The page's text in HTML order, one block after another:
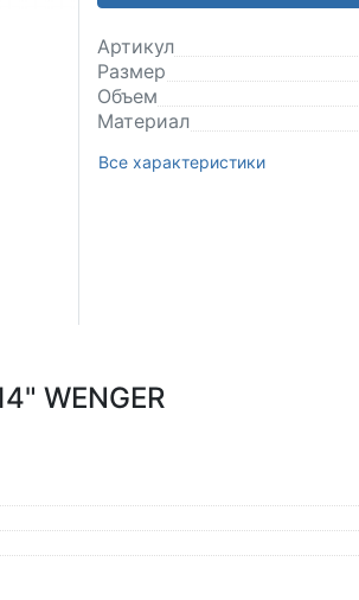
Артикул
Размер
Объем
Материал
Все характеристики
WENGER